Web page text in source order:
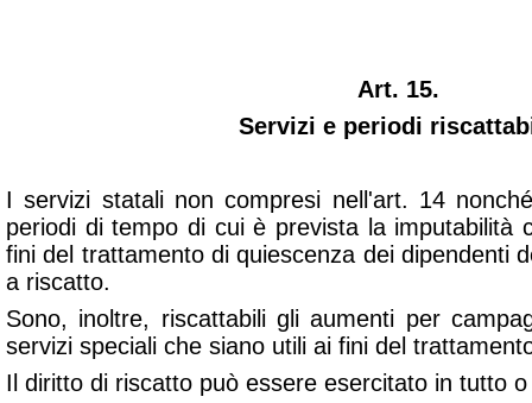
Art. 15.
Servizi e periodi
I servizi statali non compresi nell'art. 14
periodi di tempo di cui è prevista la imputabilità
fini del trattamento di quiescenza dei dipendenti
a riscatto.
Sono, inoltre, riscattabili gli aumenti per
servizi speciali che siano utili ai fini del
Il diritto di riscatto può essere esercitato in tutto